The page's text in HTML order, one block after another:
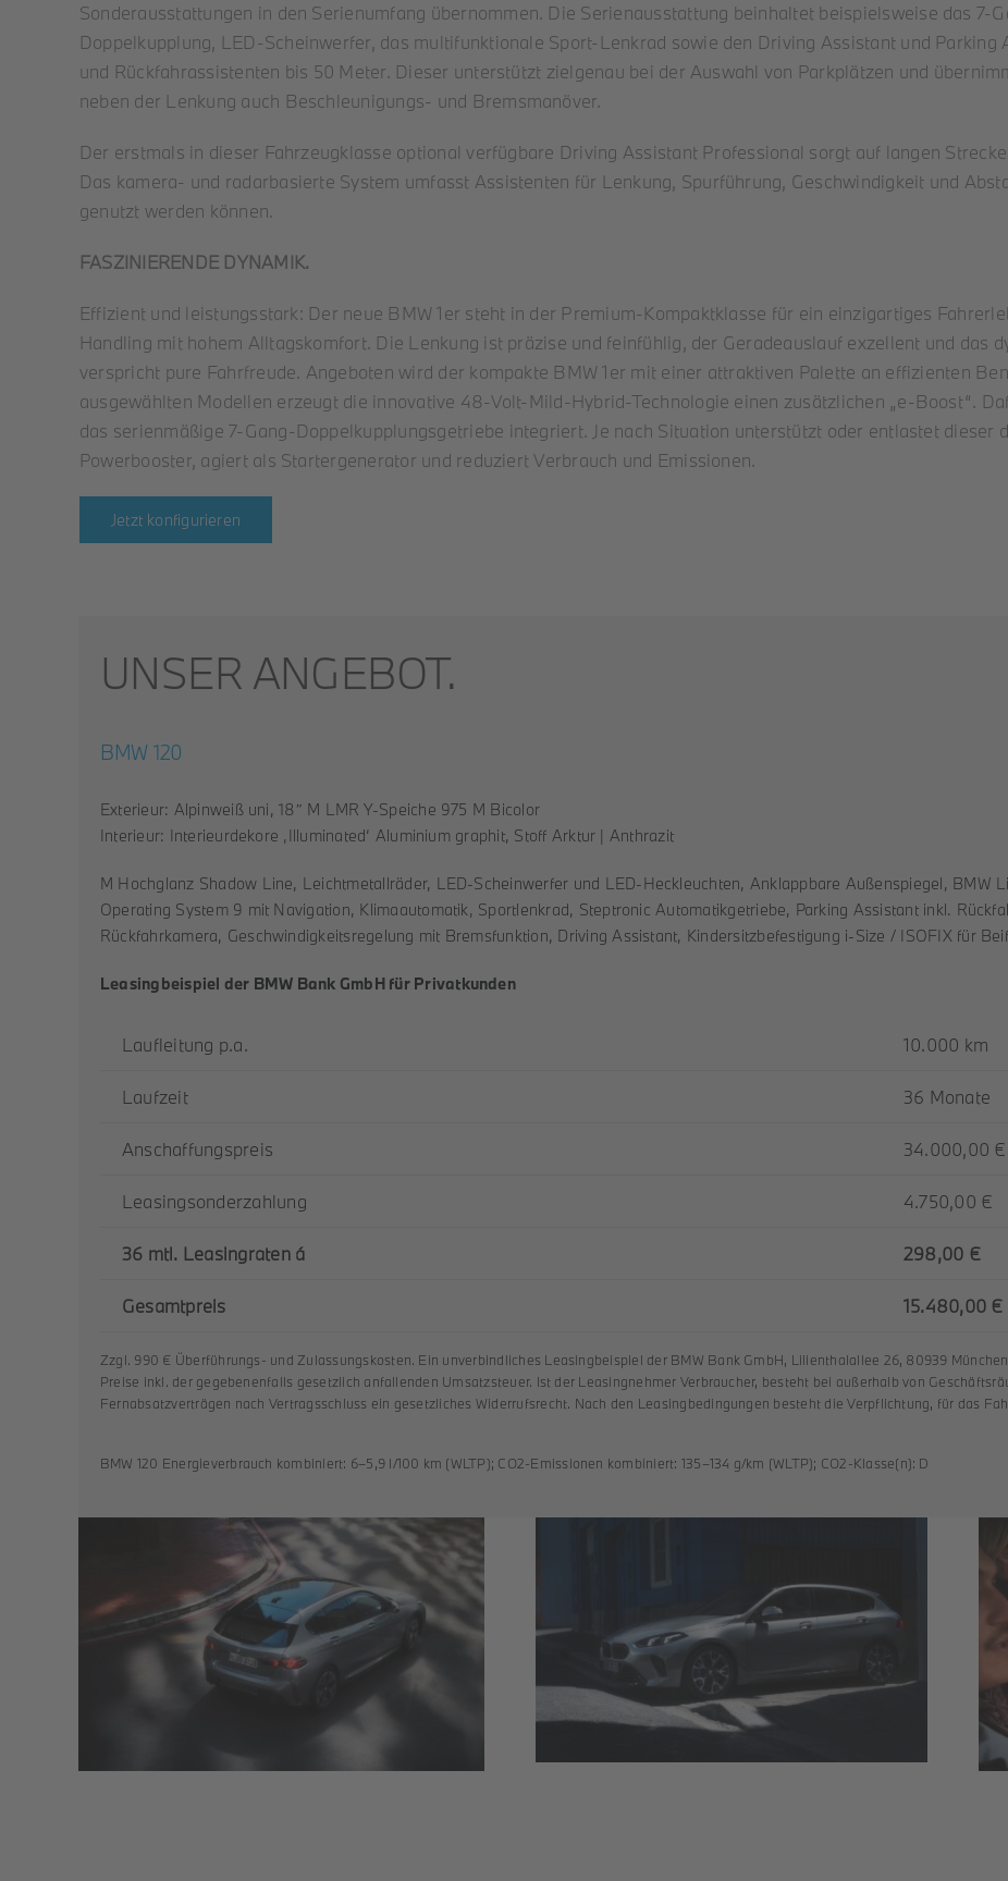
Sonderausstattungen in den Serienumfang übernommen. Die Serienausstattung beinhaltet beispielsweise das 7-
Doppelkupplung, LED-Scheinwerfer, das multifunktionale Sport-Lenkrad sowie den Driving Assistant und Parking
und Rückfahrassistenten bis 50 Meter. Dieser unterstützt zielgenau bei der Auswahl von Parkplätzen und
neben der Lenkung auch Beschleunigungs- und Bremsmanöver.
Der erstmals in dieser Fahrzeugklasse optional verfügbare Driving Assistant Professional sorgt auf langen
Das kamera- und radarbasierte System umfasst Assistenten für Lenkung, Spurführung, Geschwindigkeit und
genutzt werden können.
FASZINIERENDE DYNAMIK.
Effizient und leistungsstark: Der neue BMW 1er steht in der Premium-Kompaktklasse für ein einzigartiges
Handling mit hohem Alltagskomfort. Die Lenkung ist präzise und feinfühlig, der Geradeauslauf exzellent und das
verspricht pure Fahrfreude. Angeboten wird der kompakte BMW 1er mit einer attraktiven Palette an effizienten
ausgewählten Modellen erzeugt die innovative 48-Volt-Mild-Hybrid-Technologie einen zusätzlichen „e-Boost“.
das serienmäßige 7-Gang-Doppelkupplungsgetriebe integriert. Je nach Situation unterstützt oder entlastet dieser
Powerbooster, agiert als Startergenerator und reduziert Verbrauch und Emissionen.
Jetzt konfigurieren
UNSER ANGEBOT.
BMW 120
Exterieur: Alpinweiß uni, 18″ M LMR Y-Speiche 975 M Bicolor
Interieur: Interieurdekore ‚Illuminated‘ Aluminium graphit, Stoff Arktur | Anthrazit
M Hochglanz Shadow Line, Leichtmetallräder, LED-Scheinwerfer und LED-Heckleuchten, Anklappbare Außenspiegel, BMW
Operating System 9 mit Navigation, Klimaautomatik, Sportlenkrad, Steptronic Automatikgetriebe, Parking Assistant inkl.
Rückfahrkamera, Geschwindigkeitsregelung mit Bremsfunktion, Driving Assistant, Kindersitzbefestigung i-Size / ISOFIX für
Leasingbeispiel der BMW Bank GmbH für Privatkunden
Laufleitung p.a. 10.000 km
Laufzeit 36 Monate
Anschaffungspreis 34.000,00 €
Leasingsonderzahlung 4.750,00 €
36 mtl. Leasingraten á 298,00 €
Gesamtpreis 15.480,00 €
Zzgl. 990 € Überführungs- und Zulassungskosten. Ein unverbindliches Leasingbeispiel der BMW Bank GmbH, Lilienthalallee 26, 80939
Preise inkl. der gegebenenfalls gesetzlich anfallenden Umsatzsteuer. Ist der Leasingnehmer Verbraucher, besteht bei außerhalb von
Fernabsatzverträgen nach Vertragsschluss ein gesetzliches Widerrufsrecht. Nach den Leasingbedingungen besteht die Verpflichtung, für das
BMW 120 Energieverbrauch kombiniert: 6–5,9 l/100 km (WLTP); CO2-Emissionen kombiniert: 135–134 g/km (WLTP); CO2-Klasse(n): D